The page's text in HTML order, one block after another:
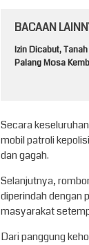
BACAAN
Izin Dicabut,
Palang Mosa
Secara
mobil patroli
dan gagah.
Selanjutnya,
diperindah dengan
masyarakat
Dari panggung